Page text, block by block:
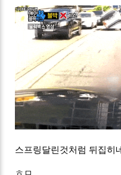
스프링달린것처럼 뒤집히